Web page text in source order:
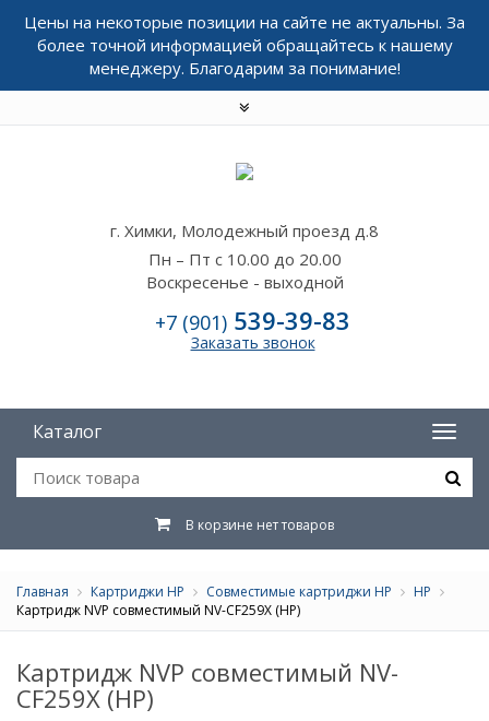
Цены на некоторые позиции на сайте не актуальны. За
более точной информацией обращайтесь к нашему
менеджеру. Благодарим за понимание!
г. Химки, Молодежный проезд д.8
Пн – Пт с 10.00 до 20.00
Воскресенье - выходной
+7 (901) 539-39-83
Заказать звонок
Каталог
В корзине нет товаров
Главная Картриджи HP Совместимые картриджи HP
HP
Картридж NVP совместимый NV-CF259X (HP)
Картридж NVP совместимый NV-
CF259X (HP)